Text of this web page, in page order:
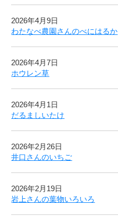
2026年4月9日
わたなべ農園さんのべにはるか
2026年4月7日
ホウレン草
2026年4月1日
だるましいたけ
2026年2月26日
井口さんのいちご
2026年2月19日
岩上さんの葉物いろいろ